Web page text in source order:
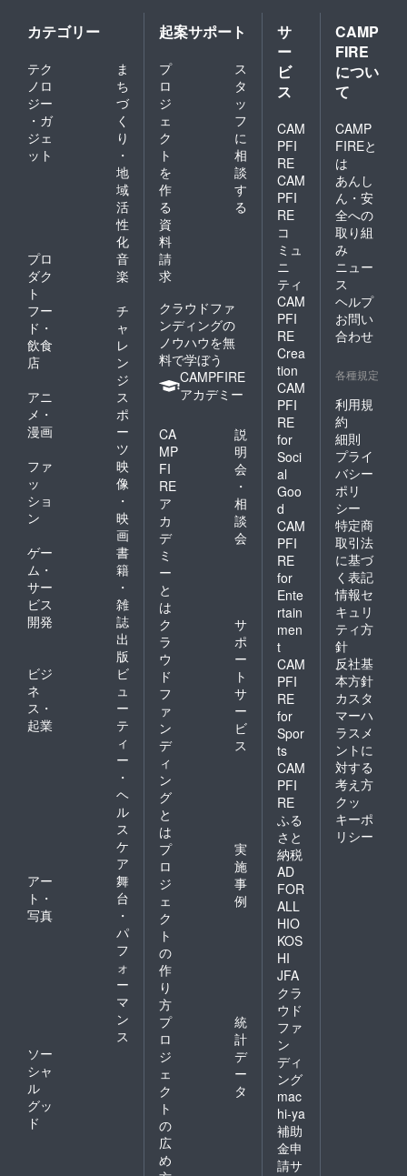
ト開催
期間中
のみ ※
余った
チケッ
トの払
い戻し
致しか
ねます
のでご
注意く
ださ
い。
ねます
のでご
注意く
ださ
い。 ③
当日会
場で配
るパン
フレッ
トにタ
ニマチ
とし
て、貴
社のお
名前を
印字し
ます ※
会員登
録され
たご本
人様の
所属し
ている
のみご
なれま
す。プ
ロジェ
クト終
了後、
ご連絡
し2018
年9月末
まで決
定させ
ていた
だきま
す。 ④
お好き
なちゃ
んこ8杯
分のチ
ケット
（4800
円相
当） ※
2018年
9月末ご
ろに指
定のご
住所へ
郵送で
お届け
させて
いただ
カテゴリー
テク
ノロ
ジー
・ガ
ジェ
ット
ま
ち
づ
く
り
・
地
域
活
性
化
プロ
ダク
ト
音
楽
フー
ド・
飲食
店
チ
ャ
レ
ン
ジ
アニ
メ・
漫画
ス
ポ
ー
ツ
ファ
ッ
ショ
ン
映
像
・
映
画
ゲー
ム・
サー
ビス
開発
書
籍
・
雑
誌
出
版
ビジ
ネ
ス・
起業
ビ
ュ
ー
テ
ィ
ー
・
ヘ
ル
ス
ケ
ア
アー
ト・
写真
舞
台
・
パ
フ
ォ
ー
マ
ン
ス
ソー
シャ
ル
グッ
ド
起案サポート
プ
ロ
ジ
ェ
ク
ト
を
作
る
ス
タ
ッ
フ
に
相
談
す
る
資
料
請
求
クラウドファ
ンディングの
ノウハウを無
料で学ぼう
CAMPFIRE
アカデミー
CA
MP
FI
RE
ア
カ
デ
ミ
ー
と
は
説
明
会
・
相
談
会
ク
ラ
ウ
ド
フ
ァ
ン
デ
ィ
ン
グ
と
は
サ
ポ
ー
ト
サ
ー
ビ
ス
プ
ロ
ジ
ェ
ク
ト
の
作
り
方
実
施
事
例
プ
ロ
ジ
ェ
ク
ト
の
広
め
統
計
デ
ー
タ
サ
ー
ビ
ス
CAM
PFI
RE
CAM
PFI
RE
コ
ミュ
ニ
ティ
CAM
PFI
RE
Crea
tion
CAM
PFI
RE
for
Soci
al
Goo
d
CAM
PFI
RE
for
Ente
rtain
men
t
CAM
PFI
RE
for
Spor
ts
CAM
PFI
RE
ふる
さと
納税
AD
FOR
ALL
HIO
KOS
HI
JFA
クラ
ウド
ファ
ン
ディ
ング
mac
hi-ya
補助
金申
請サ
CAMP
FIRE
につい
て
CAMP
FIREと
は
あんし
ん・安
全への
取り組
み
ニュー
ス
ヘルプ
お問い
合わせ
各種規定
利用規
約
細則
プライ
バシー
ポリ
シー
特定商
取引法
に基づ
く表記
情報セ
キュリ
ティ方
針
反社基
本方針
カスタ
マーハ
ラスメ
ントに
対する
考え方
クッ
キーポ
リシー